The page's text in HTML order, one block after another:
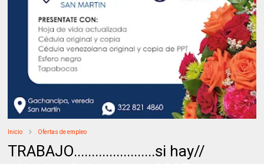
Inicio Ofertas de empleo
TRABAJO.......................si hay//